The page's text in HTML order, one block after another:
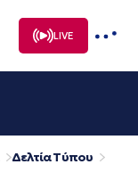
LIVE
Δελτία Τύπου